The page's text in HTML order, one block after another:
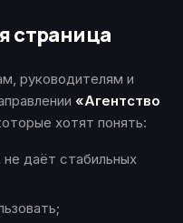
страница
руководителям и
«Агентство
хотят понять:
даёт стабильных